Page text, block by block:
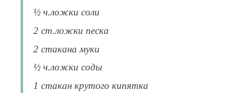
½ ч.ложки соли
2 ст.ложки песка
2 стакана муки
½ ч.ложки соды
1 стакан крутого кипятка